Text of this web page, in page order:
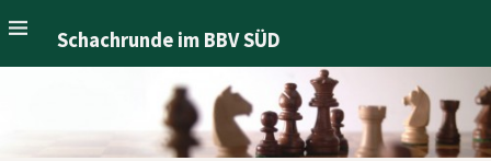
Schachrunde im BBV SÜD